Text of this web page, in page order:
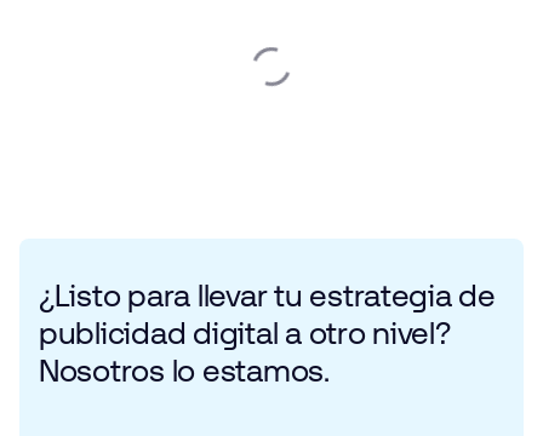
¿Listo para llevar tu estrategia de
publicidad digital a otro nivel?
Nosotros lo estamos.